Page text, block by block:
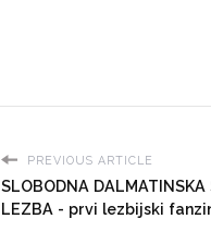
PREVIOUS ARTICLE
SLOBODNA DALMATINSKA
LEZBA - prvi lezbijski